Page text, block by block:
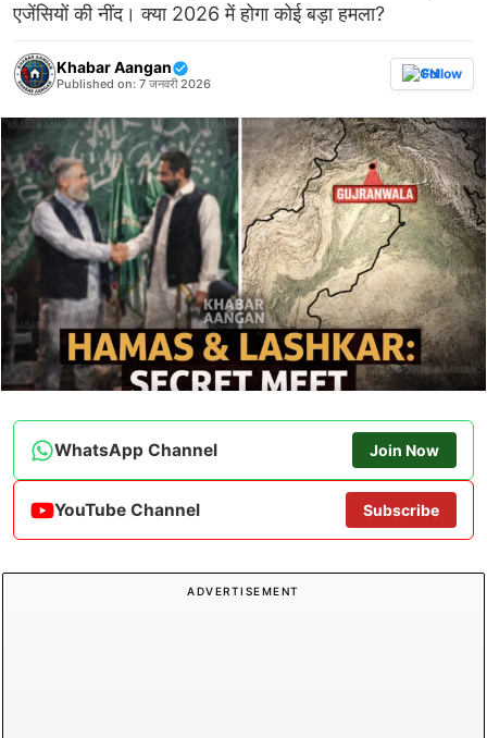
एजेंसियों की नींद। क्या 2026 में होगा कोई बड़ा हमला?
Khabar Aangan
Published on: 7 जनवरी 2026
Follow
WhatsApp Channel Join Now
YouTube Channel Subscribe
ADVERTISEMENT